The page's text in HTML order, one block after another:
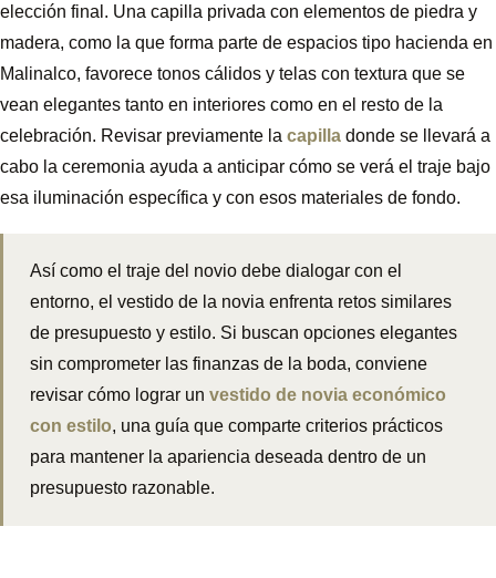
elección final. Una capilla privada con elementos de piedra y
madera, como la que forma parte de espacios tipo hacienda en
Malinalco, favorece tonos cálidos y telas con textura que se
vean elegantes tanto en interiores como en el resto de la
celebración. Revisar previamente la capilla donde se llevará a
cabo la ceremonia ayuda a anticipar cómo se verá el traje bajo
esa iluminación específica y con esos materiales de fondo.
Así como el traje del novio debe dialogar con el
entorno, el vestido de la novia enfrenta retos similares
de presupuesto y estilo. Si buscan opciones elegantes
sin comprometer las finanzas de la boda, conviene
revisar cómo lograr un vestido de novia económico
con estilo, una guía que comparte criterios prácticos
para mantener la apariencia deseada dentro de un
presupuesto razonable.